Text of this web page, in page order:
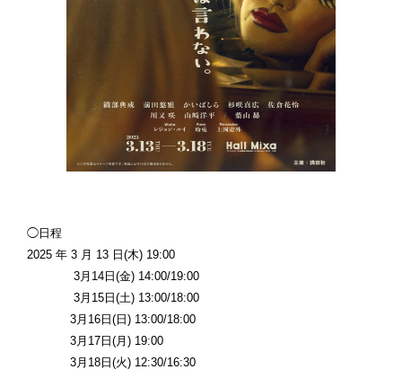
◯日程
2025 年 3 月 13 日(木) 19:00
3月14日(金) 14:00/19:00
3月15日(土) 13:00/18:00
3月16日(日) 13:00/18:00
3月17日(月) 19:00
3月18日(火) 12:30/16:30